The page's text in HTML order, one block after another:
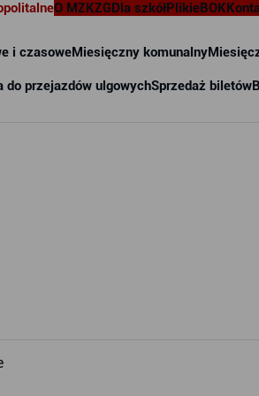
i czasoweMiesięczny komunalny
do przejazdów ulgowychSprzedaż biletów
O MZKZGDla szkółPlikieBOK